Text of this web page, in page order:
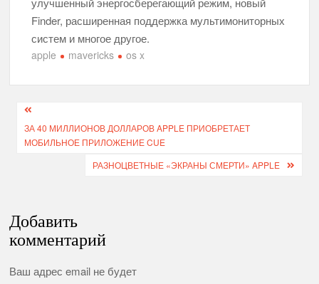
Finder, расширенная поддержка мультимониторных
систем и многое другое.
apple mavericks os x
Навигация
поЗА 40 МИЛЛИОНОВ ДОЛЛАРОВ APPLE ПРИОБРЕТАЕТ
МОБИЛЬНОЕ ПРИЛОЖЕНИЕ CUE
РАЗНОЦВЕТНЫЕ «ЭКРАНЫ СМЕРТИ» APPLE
Добавить
комментарий
Ваш адрес email не будет